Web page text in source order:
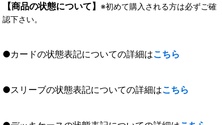
【商品の状態について】 ※初めて購入される方は必ずご確
認下さい。
●カードの状態表記についての詳細はこちら
●スリーブの状態表記についての詳細はこちら